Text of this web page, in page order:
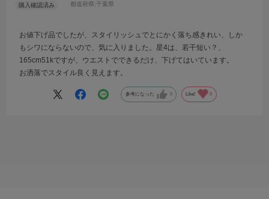
都道府県:千葉県
お値下げ品でしたが、スタイリッシュでとにかく落ち感きれい、しか
もシワにならないので、気に入りました。星4は、若干短い？、
165cm51kですが、ウエストでできるだけ、下げてはいています。
お洒落でスタイル良く見えます。
参考になった 0 Like! 0